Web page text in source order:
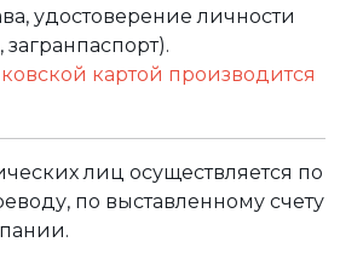
удостоверение личности
картой производится
лиц осуществляется по
по выставленному счету